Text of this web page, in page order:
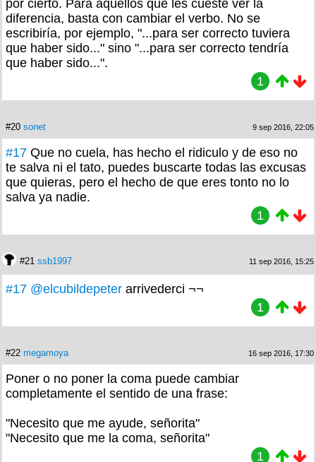
por cierto. Para aquellos que les cueste ver la
diferencia, basta con cambiar el verbo. No se
escribiría, por ejemplo, "...para ser correcto tuviera
que haber sido..." sino "...para ser correcto tendría
que haber sido...".
1
#20 sonet 9 sep 2016, 22:05
#17 Que no cuela, has hecho el ridiculo y de eso no
te salva ni el tato, puedes buscarte todas las excusas
que quieras, pero el hecho de que eres tonto no lo
salva ya nadie.
1
#21 ssb1997 11 sep 2016, 15:25
#17 @elcubildepeter arrivederci ¬¬
1
#22 megamoya 16 sep 2016, 17:30
Poner o no poner la coma puede cambiar
completamente el sentido de una frase:
"Necesito que me ayude, señorita"
"Necesito que me la coma, señorita"
1